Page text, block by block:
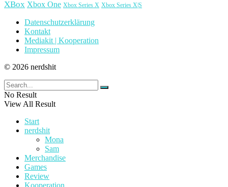
XBox Xbox One Xbox Series X Xbox Series X|S
Datenschutzerklärung
Kontakt
Mediakit | Kooperation
Impressum
© 2026 nerdshit
No Result
View All Result
Start
nerdshit
Mona
Sam
Merchandise
Games
Review
Kooperation